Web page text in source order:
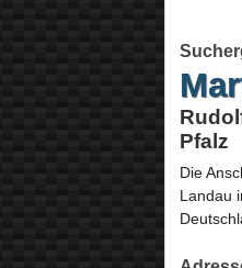
Pfalz
Die
Landau